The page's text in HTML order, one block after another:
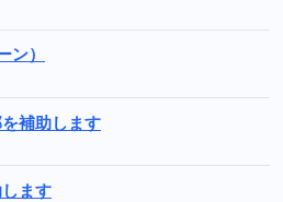
）
補助します
します